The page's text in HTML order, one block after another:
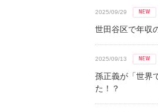
2025/09/29
世田谷区で年収
2025/09/13
孫正義が「世界
た！？